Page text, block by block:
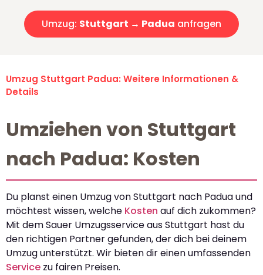
Umzug: Stuttgart → Padua anfragen
Umzug Stuttgart Padua: Weitere Informationen &
Details
Umziehen von Stuttgart
nach Padua: Kosten
Du planst einen Umzug von Stuttgart nach Padua und
möchtest wissen, welche Kosten auf dich zukommen?
Mit dem Sauer Umzugsservice aus Stuttgart hast du
den richtigen Partner gefunden, der dich bei deinem
Umzug unterstützt. Wir bieten dir einen umfassenden
Service zu fairen Preisen.